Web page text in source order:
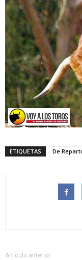
ETIQUETAS De
Artículo anterior